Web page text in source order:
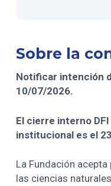
Sobre la
Notificar intención
10/07/2026.
El cierre interno
institucional es el
La Fundación
las ciencias